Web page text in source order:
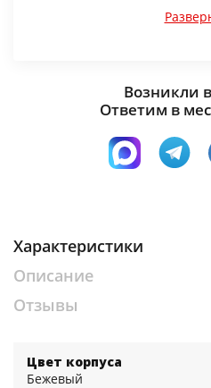
Хеппи-2 Мора
Возникли
Ответим в
Характеристики
Описание
Отзывы
Цвет корпуса
Бежевый